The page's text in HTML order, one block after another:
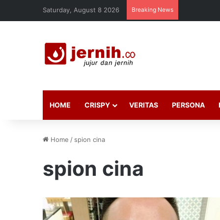
Saturday, August 8 2026 Breaking News
HOME CRISPY VERITAS PERSONA
Home / spion cina
spion cina